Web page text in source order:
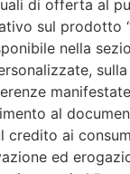
di offerta al
sul prodotto
nella
al
credito ai
ed